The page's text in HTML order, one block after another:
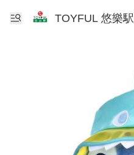
TOYFUL 悠樂駅